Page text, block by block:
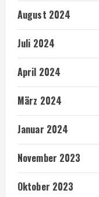
August 2024
Juli 2024
April 2024
März 2024
Januar 2024
November 2023
Oktober 2023